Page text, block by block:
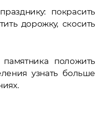
покрасить
дорожку, скосить
положить
узнать больше